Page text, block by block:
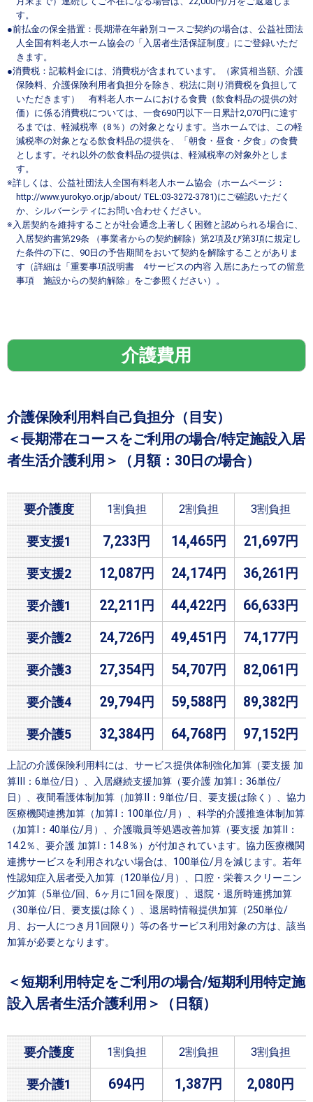
す。
●前払金の保全措置：長期滞在年齢別コースご契約の場合は、公益社団法
人全国有料老人ホーム協会の「入居者生活保証制度」にご登録いただ
きます。
●消費税：記載料金には、消費税が含まれています。（家賃相当額、介護
保険料、介護保険利用者負担分を除き、税法に則り消費税を負担して
いただきます） 有料老人ホームにおける食費（飲食料品の提供の対
価）に係る消費税については、一食690円以下一日累計2,070円に達す
るまでは、軽減税率（8％）の対象となります。当ホームでは、この軽
減税率の対象となる飲食料品の提供を、「朝食・昼食・夕食」の食費
とします。それ以外の飲食料品の提供は、軽減税率の対象外としま
す。
※詳しくは、公益社団法人全国有料老人ホーム協会（ホームページ：
http://www.yurokyo.or.jp/about/ TEL:03-3272-3781)にご確認いただく
か、シルバーシティにお問い合わせください。
※入居契約を維持することが社会通念上著しく困難と認められる場合に、
入居契約書第29条 （事業者からの契約解除）第2項及び第3項に規定し
た条件の下に、90日の予告期間をおいて契約を解除することがありま
す（詳細は「重要事項説明書 4サービスの内容 入居にあたっての留意
事項 施設からの契約解除」をご参照ください）。
介護費用
介護保険利用料自己負担分（目安）
＜長期滞在コースをご利用の場合/特定施設入居
者生活介護利用＞（月額：30日の場合）
要介護度 1割負担 2割負担 3割負担
要支援1 7,233円 14,465円 21,697円
要支援2 12,087円 24,174円 36,261円
要介護1 22,211円 44,422円 66,633円
要介護2 24,726円 49,451円 74,177円
要介護3 27,354円 54,707円 82,061円
要介護4 29,794円 59,588円 89,382円
要介護5 32,384円 64,768円 97,152円
上記の介護保険利用料には、サービス提供体制強化加算（要支援 加
算Ⅲ：6単位/日）、入居継続支援加算（要介護 加算Ⅰ：36単位/
日）、夜間看護体制加算（加算Ⅱ：9単位/日、要支援は除く）、協力
医療機関連携加算（加算Ⅰ：100単位/月）、科学的介護推進体制加算
（加算Ⅰ：40単位/月）、介護職員等処遇改善加算（要支援 加算Ⅱ：
14.2％、要介護 加算Ⅰ：14.8％）が付加されています。協力医療機関
連携サービスを利用されない場合は、100単位/月を減じます。若年
性認知症入居者受入加算（120単位/月）、口腔・栄養スクリーニン
グ加算（5単位/回、6ヶ月に1回を限度）、退院・退所時連携加算
（30単位/日、要支援は除く）、退居時情報提供加算（250単位/
月、お一人につき月1回限り）等の各サービス利用対象の方は、該当
加算が必要となります。
＜短期利用特定をご利用の場合/短期利用特定施
設入居者生活介護利用＞（日額）
要介護度 1割負担 2割負担 3割負担
要介護1 694円 1,387円 2,080円